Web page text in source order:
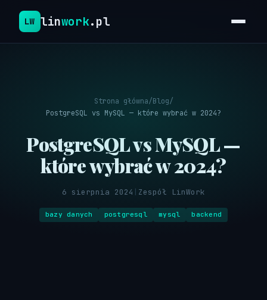
LW linwork.pl
Strona główna/Blog/
PostgreSQL vs MySQL — które wybrać w 2024?
PostgreSQL vs MySQL —
które wybrać w 2024?
6 sierpnia 2024 Zespół LinWork
bazy danych postgresql mysql backend